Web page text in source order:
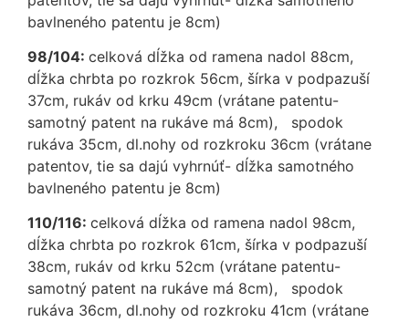
bavlneného patentu je 8cm)
98/104: celková dĺžka od ramena nadol 88cm,
dĺžka chrbta po rozkrok 56cm, šírka v podpazuší
37cm, rukáv od krku 49cm (vrátane patentu-
samotný patent na rukáve má 8cm), spodok
rukáva 35cm, dl.nohy od rozkroku 36cm (vrátane
patentov, tie sa dajú vyhrnúť- dĺžka samotného
bavlneného patentu je 8cm)
110/116: celková dĺžka od ramena nadol 98cm,
dĺžka chrbta po rozkrok 61cm, šírka v podpazuší
38cm, rukáv od krku 52cm (vrátane patentu-
samotný patent na rukáve má 8cm), spodok
rukáva 36cm, dl.nohy od rozkroku 41cm (vrátane